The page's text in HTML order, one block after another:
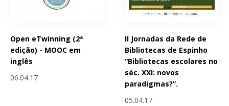
Open eTwinning (2ª
edição) - MOOC em
inglês
06.04.17
II Jornadas da Rede de
Bibliotecas de Espinho
“Bibliotecas escolares no
séc. XXI: novos
paradigmas?”.
05.04.17